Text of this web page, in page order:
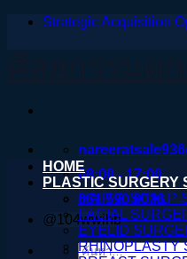
ข้าม
Strategic Acquisition
08:00 - 17:00
061 590 6036
@104wwihb
ค้นหา:
HOME
PLASTIC SURGERY
HAIR & SCALP
FACIAL
EYELID
RHINOPLASTY